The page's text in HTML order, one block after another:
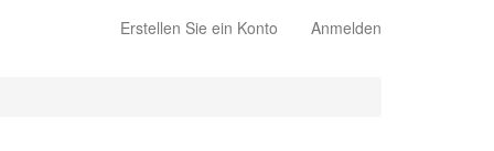
Erstellen Sie ein Konto Anmelden